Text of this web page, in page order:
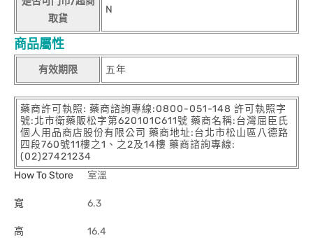
取貨
N
商品屬性
有效期限 五年
藥商許可執照: 藥商諮詢專線:0800-051-148 許可執照字
號:北市衛藥販松字第620101C611號 藥商名稱:台灣屈臣氏
個人用品商店股份有限公司 藥商地址:台北市松山區八德路
四段760號11樓之1、之2及14樓 藥商諮詢專線:
(02)27421234
How To Store
室溫
寬 6.3
高 16.4